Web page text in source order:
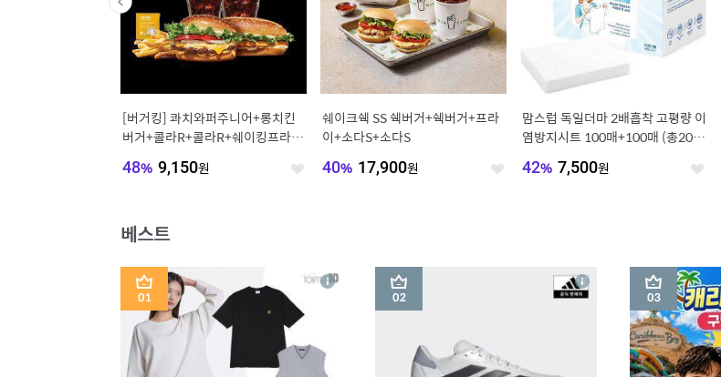
좋
[버거킹] 콰치와퍼주니어+롱치킨
버거+콜라R+콜라R+쉐이킹프라이
48% 9,150원 좋
쉐이크쉑 SS 쉑버거+쉑버거+프라
이+소다S+소다S
40% 17,900원 좋
맘스럽 독일더마 2배흡착 고평량 이
염방지시트 100매+100매 (총200
42% 7,500원 좋
베스트
1
상
2
상
세
3